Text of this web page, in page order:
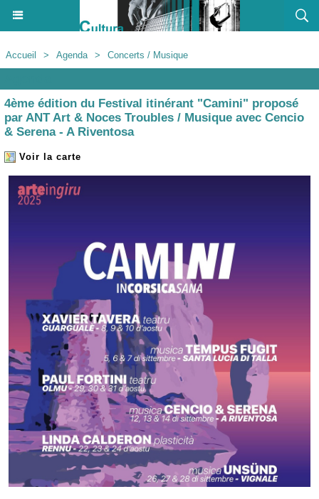
Accueil > Agenda > Concerts / Musique
4ème édition du Festival itinérant "Camini" proposé
par ANT Art & Noces Troubles / Musique avec Cencio
& Serena - A Riventosa
Voir la carte